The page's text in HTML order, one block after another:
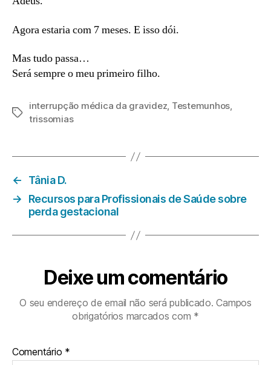
Agora estaria com 7 meses. E isso dói.
Mas tudo passa…
Será sempre o meu primeiro filho.
Etiquetas
interrupção médica da gravidez, Testemunhos,
trissomias
←
Tânia D.
→
Recursos para Profissionais de Saúde sobre
perda gestacional
Deixe um comentário
O seu endereço de email não será publicado. Campos
obrigatórios marcados com *
Comentário *